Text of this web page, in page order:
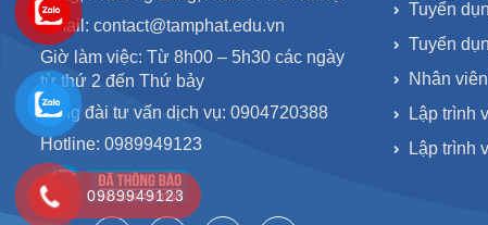
Email: contact@tamphat.edu.vn
Giờ làm việc: Từ 8h00 – 5h30 các ngày
từ thứ 2 đến Thứ bảy
Tổng đài tư vấn dịch vụ: 0904720388
Hotline: 0989949123
Tuyển
Tuyển
Nhân
Lập trình
Lập trình
0989949123